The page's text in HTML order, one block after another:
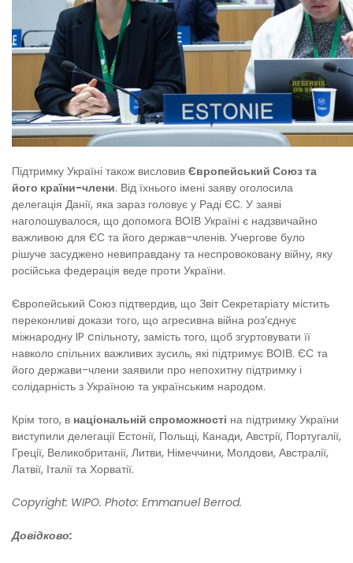
Підтримку Україні також висловив Європейський Союз та
його країни-члени. Від їхнього імені заяву оголосила
делегація Данії, яка зараз головує у Раді ЄС. У заяві
наголошувалося, що допомога ВОІВ Україні є надзвичайно
важливою для ЄС та його держав-членів. Учергове було
рішуче засуджено невиправдану та неспровоковану війну, яку
російська федерація веде проти України.
Європейський Союз підтвердив, що Звіт Секретаріату містить
переконливі докази того, що агресивна війна роз’єднує
міжнародну IP cпільноту, замість того, щоб згуртовувати її
навколо спільних важливих зусиль, які підтримує ВОІВ. ЄС та
його держави-члени заявили про непохитну підтримку і
солідарність з Україною та українським народом.
Крім того, в національній спроможності на підтримку України
виступили делегації Естонії, Польщі, Канади, Австрії, Португалії,
Греції, Великобританії, Литви, Німеччини, Молдови, Австралії,
Латвії, Італії та Хорватії.
Copyright: WIPO. Photo: Emmanuel Berrod.
Довідково: